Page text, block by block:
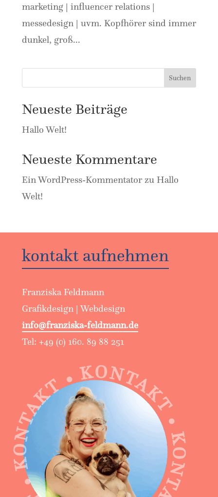
marketing | influencer relations |
messedesign | uvm. Kopfhörer sind immer
dunkel, groß...
Suchen
Neueste Beiträge
Hallo Welt!
Neueste Kommentare
Ein WordPress-Kommentatorzu Hallo
Welt!
kontakt aufnehmen
Franziska Feldmann
Grafikdesign | Webdesign
info@franziska-feldmann.de
Tel: +49 (0) 160. 89 88 251
• KONTAKT • KONTAKT •